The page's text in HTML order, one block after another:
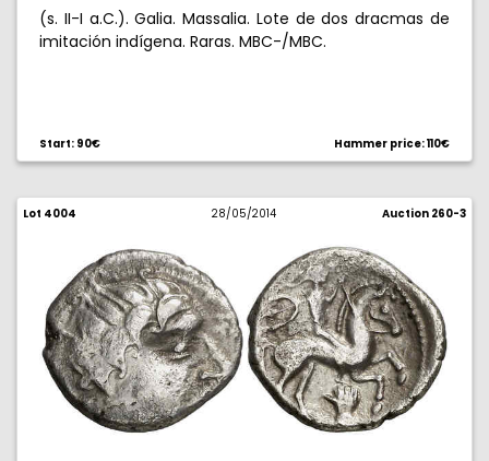
(s. II-I a.C.). Galia. Massalia. Lote de dos dracmas de
imitación indígena. Raras. MBC-/MBC.
Start: 90€ Hammer price: 110€
Lot 4004 28/05/2014 Auction 260-3